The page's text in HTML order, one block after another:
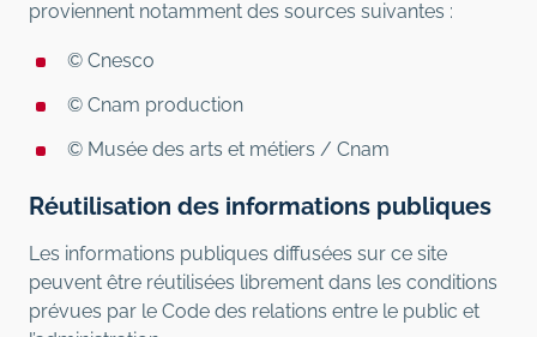
proviennent notamment des sources suivantes :
© Cnesco
© Cnam production
© Musée des arts et métiers / Cnam
Réutilisation des informations publiques
Les informations publiques diffusées sur ce site
peuvent être réutilisées librement dans les conditions
prévues par le Code des relations entre le public et